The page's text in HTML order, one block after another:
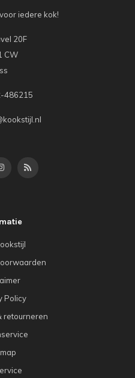
iedere kok!
20F
CW
486215
Policy
retourneren